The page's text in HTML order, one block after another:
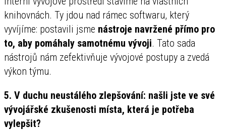
knihovnách. Ty jdou nad rámec softwaru, který
vyvíjíme: postavili jsme nástroje navržené přímo pro
to, aby pomáhaly samotnému vývoji. Tato sada
nástrojů nám zefektivňuje vývojové postupy a zvedá
výkon týmu.
5. V duchu neustálého zlepšování: našli jste ve své
vývojářské zkušenosti místa, která je potřeba
vylepšit?